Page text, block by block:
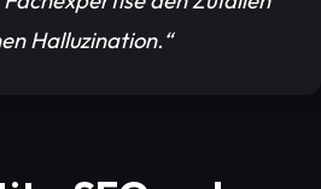
Halluzination.“